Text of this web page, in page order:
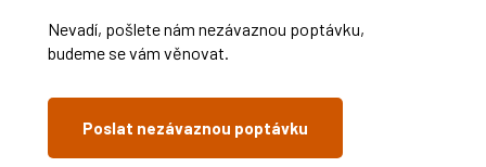
Nevadí, pošlete nám nezávaznou poptávku,
budeme se vám věnovat.
Poslat nezávaznou poptávku